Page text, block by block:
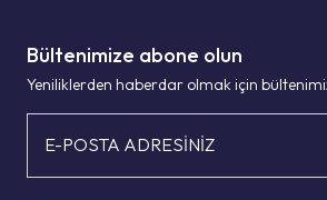
Bültenimize abone olun
Yeniliklerden haberdar olmak için
E-POSTA ADRESİNİZ